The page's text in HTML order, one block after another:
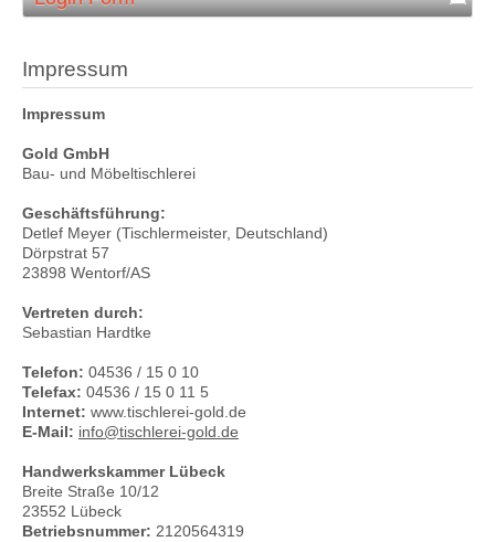
Impressum
Impressum
Gold GmbH
Bau- und Möbeltischlerei
Geschäftsführung:
Detlef Meyer (Tischlermeister, Deutschland)
Dörpstrat 57
23898 Wentorf/AS
Vertreten durch:
Sebastian Hardtke
Telefon: 04536 / 15 0 10
Telefax: 04536 / 15 0 11 5
Internet: www.tischlerei-gold.de
E-Mail: info@tischlerei-gold.de
Handwerkskammer Lübeck
Breite Straße 10/12
23552 Lübeck
Betriebsnummer: 2120564319